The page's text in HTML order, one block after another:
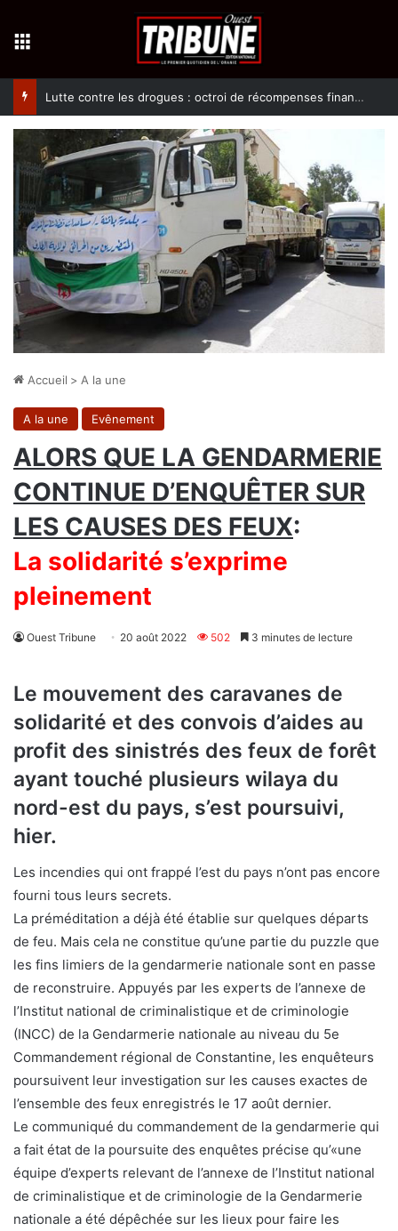
Lutte contre les drogues : octroi de récompenses financières aux dénonciateurs de trafiquants
Accueil > A la une
A la une Evênement
ALORS QUE LA GENDARMERIE
CONTINUE D’ENQUÊTER SUR
LES CAUSES DES FEUX:
La solidarité s’exprime
pleinement
Ouest Tribune 20 août 2022 502 3 minutes de lecture
Le mouvement des caravanes de
solidarité et des convois d’aides au
profit des sinistrés des feux de forêt
ayant touché plusieurs wilaya du
nord-est du pays, s’est poursuivi,
hier.
Les incendies qui ont frappé l’est du pays n’ont pas encore
fourni tous leurs secrets.
La préméditation a déjà été établie sur quelques départs
de feu. Mais cela ne constitue qu’une partie du puzzle que
les fins limiers de la gendarmerie nationale sont en passe
de reconstruire. Appuyés par les experts de l’annexe de
l’Institut national de criminalistique et de criminologie
(INCC) de la Gendarmerie nationale au niveau du 5e
Commandement régional de Constantine, les enquêteurs
poursuivent leur investigation sur les causes exactes de
l’ensemble des feux enregistrés le 17 août dernier.
Le communiqué du commandement de la gendarmerie qui
a fait état de la poursuite des enquêtes précise qu’«une
équipe d’experts relevant de l’annexe de l’Institut national
de criminalistique et de criminologie de la Gendarmerie
nationale a été dépêchée sur les lieux pour faire les